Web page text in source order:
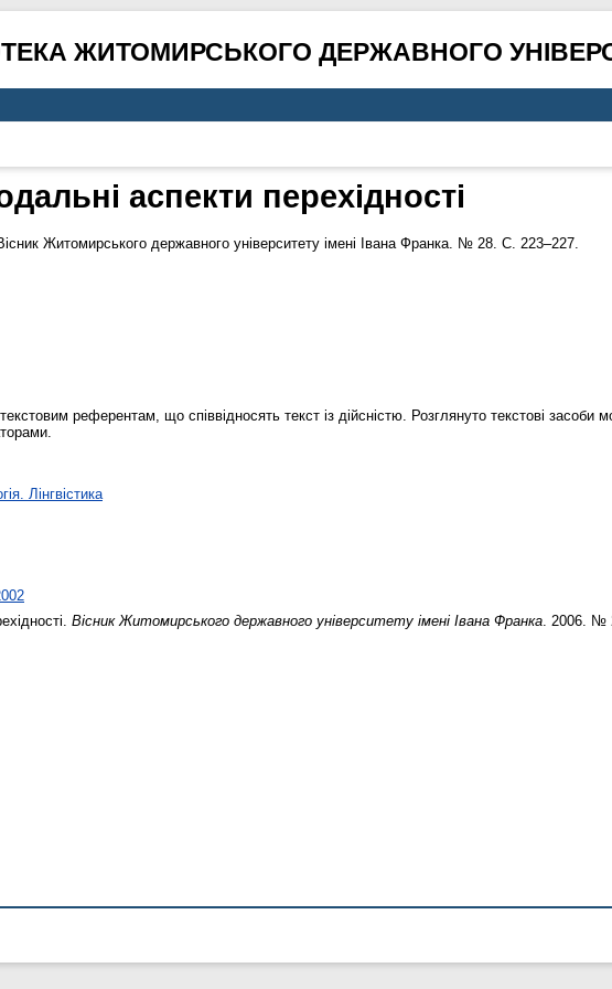
ЖИТОМИРСЬКОГО ДЕРЖАВНОГО
аспекти перехідності
Житомирського державного університету імені Івана Франка. № 28. С. 223–227.
референтам, що співвідносять текст із дійсністю. Розглянуто текстові засоби
Лінгвістика
Вісник Житомирського державного університету імені Івана Франка . 2006. №